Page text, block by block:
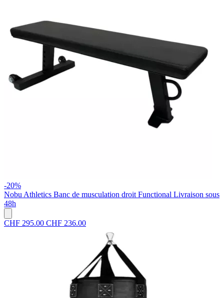
-20%
Nobu Athletics Banc de musculation droit Functional Livraison sous
48h
CHF 295.00 CHF 236.00